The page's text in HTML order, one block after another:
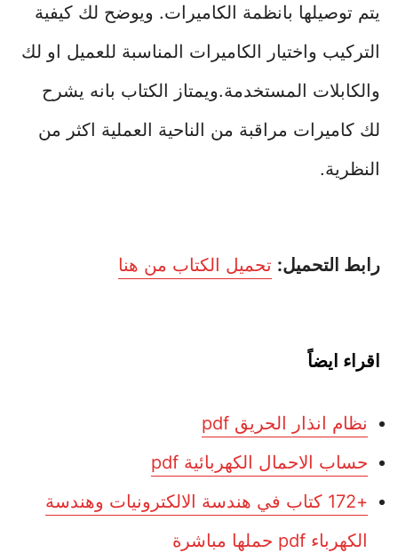
يتم توصيلها بانظمة الكاميرات. ويوضح لك كيفية
التركيب واختيار الكاميرات المناسبة للعميل او لك
والكابلات المستخدمة.ويمتاز الكتاب بانه يشرح
لك كاميرات مراقبة من الناحية العملية اكثر من
النظرية.
رابط التحميل: تحميل الكتاب من هنا
اقراء ايضاً
نظام انذار الحريق pdf
حساب الاحمال الكهربائية pdf
+172 كتاب في هندسة الالكترونيات وهندسة
الكهرباء pdf حملها مباشرة